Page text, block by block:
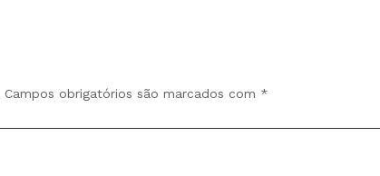
Campos obrigatórios são marcados com *